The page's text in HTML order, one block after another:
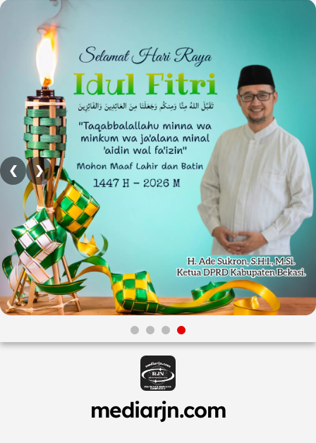
❮ ❯
Skip
mediarjn.com